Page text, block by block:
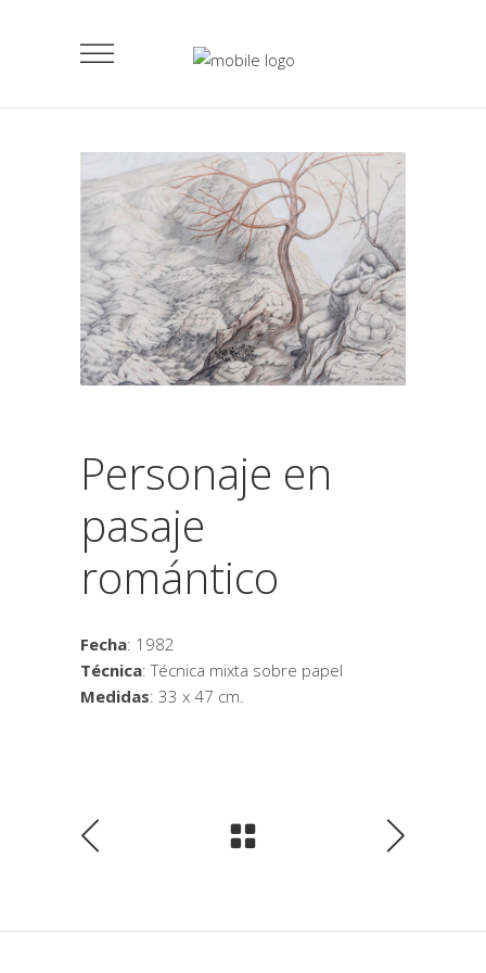
Personaje en
pasaje
romántico
Fecha: 1982
Técnica: Técnica mixta sobre papel
Medidas: 33 x 47 cm.